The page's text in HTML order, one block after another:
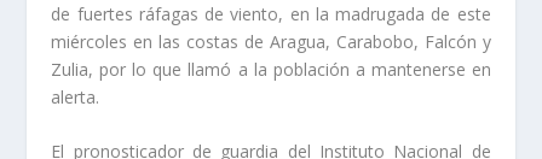
de fuertes ráfagas de viento, en la madrugada de este
miércoles en las costas de Aragua, Carabobo, Falcón y
Zulia, por lo que llamó a la población a mantenerse en
alerta.
El pronosticador de guardia del Instituto Nacional de